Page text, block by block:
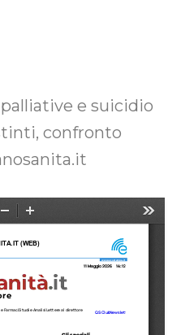
e suicidio
confronto